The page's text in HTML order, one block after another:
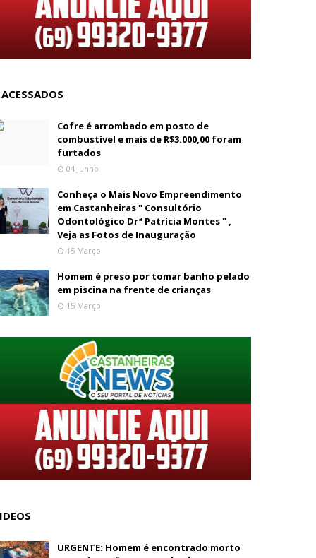
Cofre é arrombado em posto de
combustível e mais de R$3.000,00 foram
furtados
04 Junho
Conheça o Mais Novo Empreendimento
em Castanheiras " Consultório
Odontológico Drª Patrícia Montes " ,
Veja as Fotos de Inauguração
15 Março
Homem é preso por tomar banho pelado
em piscina na frente de crianças
15 Março
URGENTE: Homem é encontrado morto